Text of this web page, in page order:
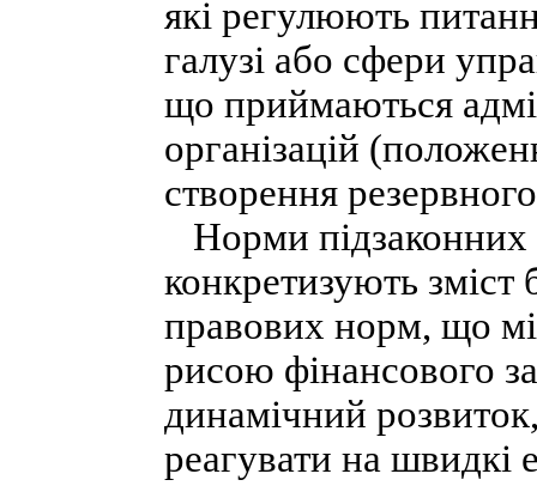
які регулюють
галузі або сфери
що приймаються
організацій
створення
Норми підзаконних
конкретизують зміст
правових норм, що
рисою фінансового
динамічний
реагувати на швидкі